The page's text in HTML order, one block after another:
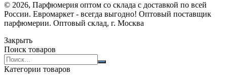
© 2026, Парфюмерия оптом со склада с доставкой по всей
России. Евромаркет - всегда выгодно! Оптовый поставщик
парфюмерии. Оптовый склад, г. Москва
Закрыть
Поиск товаров
Search
products:
Категории товаров